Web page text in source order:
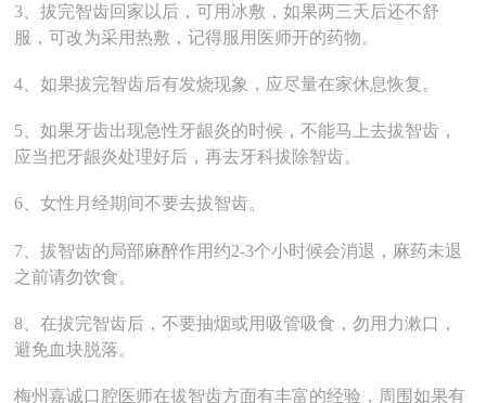
3、拔完智齿回家以后，可用冰敷，如果两三天后还不舒
服，可改为采用热敷，记得服用医师开的药物。
4、如果拔完智齿后有发烧现象，应尽量在家休息恢复。
5、如果牙齿出现急性牙龈炎的时候，不能马上去拔智齿，
应当把牙龈炎处理好后，再去牙科拔除智齿。
6、女性月经期间不要去拔智齿。
7、拔智齿的局部麻醉作用约2-3个小时候会消退，麻药未退
之前请勿饮食。
8、在拔完智齿后，不要抽烟或用吸管吸食，勿用力漱口，
避免血块脱落。
梅州嘉诚口腔医师在拔智齿方面有丰富的经验，周围如果有